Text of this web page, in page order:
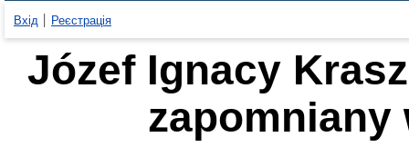
Вхід Реєстрація
Józef Ignacy